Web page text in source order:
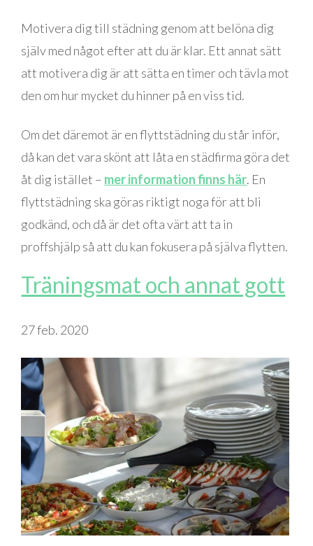
Motivera dig till städning genom att belöna dig
själv med något efter att du är klar. Ett annat sätt
att motivera dig är att sätta en timer och tävla mot
den om hur mycket du hinner på en viss tid.
Om det däremot är en flyttstädning du står inför,
då kan det vara skönt att låta en städfirma göra det
åt dig istället – mer information finns här. En
flyttstädning ska göras riktigt noga för att bli
godkänd, och då är det ofta värt att ta in
proffshjälp så att du kan fokusera på själva flytten.
Träningsmat och annat gott
27 feb. 2020